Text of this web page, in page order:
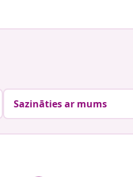
Sazināties ar mums